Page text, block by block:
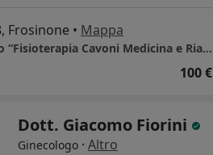
Frosinone • Mappa
Poliambulatorio “Fisioterapia Cavoni Medicina e Riabilitazione”
100 €
Dott. Giacomo Fiorini
Ginecologo · Altro